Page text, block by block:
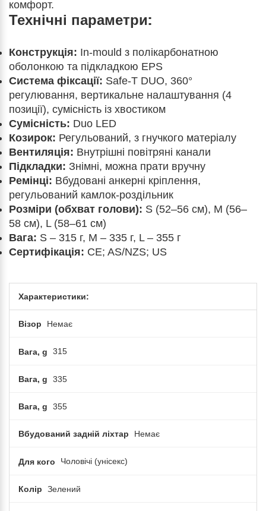
комфорт.
Технічні параметри:
Конструкція: In-mould з полікарбонатною
оболонкою та підкладкою EPS
Система фіксації: Safe-T DUO, 360°
регулювання, вертикальне налаштування (4
позиції), сумісність із хвостиком
Сумісність: Duo LED
Козирок: Регульований, з гнучкого матеріалу
Вентиляція: Внутрішні повітряні канали
Підкладки: Знімні, можна прати вручну
Ремінці: Вбудовані анкерні кріплення,
регульований камлок-роздільник
Розміри (обхват голови): S (52–56 см), M (56–
58 см), L (58–61 см)
Вага: S – 315 г, M – 335 г, L – 355 г
Сертифікація: CE; AS/NZS; US
Характеристики:
Візор Немає
Вага, g 315
Вага, g 335
Вага, g 355
Вбудований задній ліхтар Немає
Для кого Чоловічі (унісекс)
Колір Зелений